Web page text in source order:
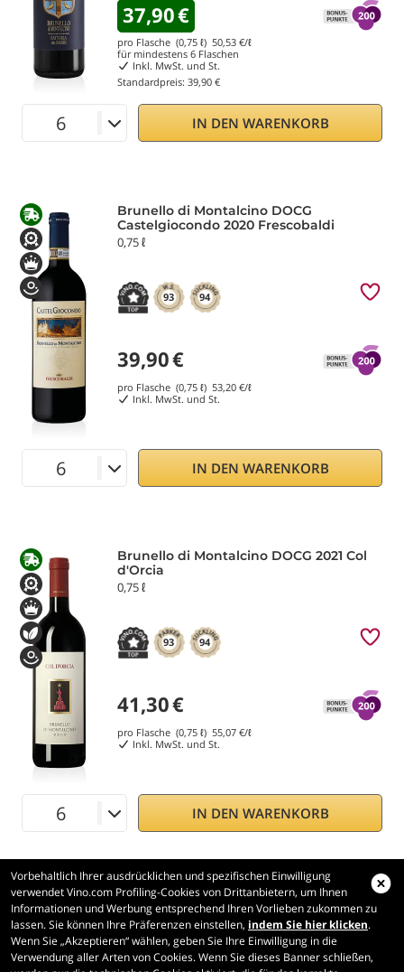
37,90€
pro Flasche (0,75 ℓ) 50,53 €/ℓ
für mindestens 6 Flaschen
Inkl. MwSt. und St.
Standardpreis: 39,90 €
IN DEN WARENKORB
Brunello di Montalcino DOCG
Castelgiocondo 2020 Frescobaldi
0,75 ℓ
93 94
39,90€
pro Flasche (0,75 ℓ) 53,20 €/ℓ
Inkl. MwSt. und St.
IN DEN WARENKORB
Brunello di Montalcino DOCG 2021 Col
d'Orcia
0,75 ℓ
93 94
41,30€
pro Flasche (0,75 ℓ) 55,07 €/ℓ
Inkl. MwSt. und St.
IN DEN WARENKORB
Vorbehaltlich Ihrer ausdrücklichen und spezifischen Einwilligung
verwendet Vino.com Profiling-Cookies von Drittanbietern, um Ihnen
Informationen und Werbung entsprechend Ihren Vorlieben zukommen zu
lassen. Sie können Ihre Präferenzen einstellen, indem Sie hier klicken.
Wenn Sie „Akzeptieren“ wählen, geben Sie Ihre Einwilligung in die
Verwendung aller Arten von Cookies. Wenn Sie dieses Banner schließen,
Vino.com